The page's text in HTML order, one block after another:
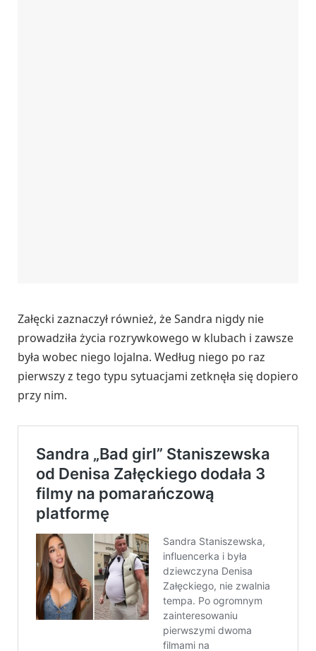
Załęcki zaznaczył również, że Sandra nigdy nie
prowadziła życia rozrywkowego w klubach i zawsze
była wobec niego lojalna. Według niego po raz
pierwszy z tego typu sytuacjami zetknęła się dopiero
przy nim.